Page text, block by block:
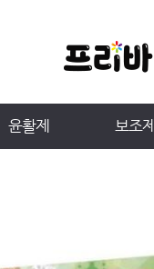
윤활제 보조